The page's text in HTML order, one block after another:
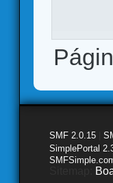
SMF 2.0.15
SimplePortal